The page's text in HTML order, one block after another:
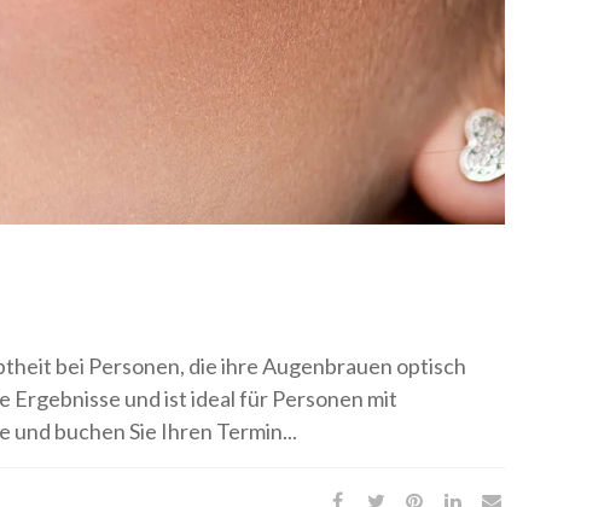
bei Personen, die ihre Augenbrauen optisch
und ist ideal für Personen mit
buchen Sie Ihren Termin...